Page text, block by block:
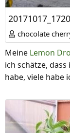
chocolate
Meine Lemon
ich schätze,
habe, viele habe